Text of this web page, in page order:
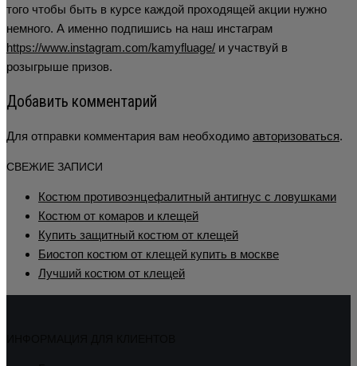
того чтобы быть в курсе каждой проходящей акции нужно
немного. А именно подпишись на наш инстаграм
https://www.instagram.com/kamyfluage/ и участвуй в
розыгрыше призов.
Добавить комментарий
Для отправки комментария вам необходимо авторизоваться.
СВЕЖИЕ ЗАПИСИ
Костюм противоэнцефалитный антигнус с ловушками
Костюм от комаров и клещей
Купить защитный костюм от клещей
Биостоп костюм от клещей купить в москве
Лучший костюм от клещей